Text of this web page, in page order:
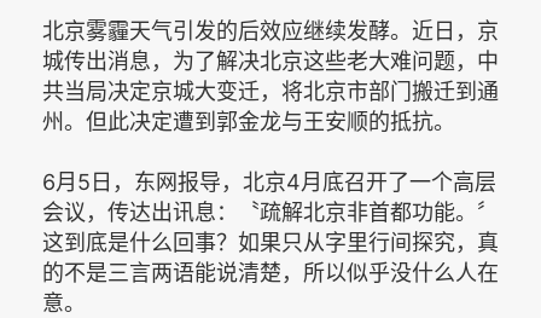
北京雾霾天气引发的后效应继续发酵。近日，京
城传出消息，为了解决北京这些老大难问题，中
共当局决定京城大变迁，将北京市部门搬迁到通
州。但此决定遭到郭金龙与王安顺的抵抗。
6月5日，东网报导，北京4月底召开了一个高层
会议，传达出讯息：〝疏解北京非首都功能。〞
这到底是什么回事？如果只从字里行间探究，真
的不是三言两语能说清楚，所以似乎没什么人在
意。